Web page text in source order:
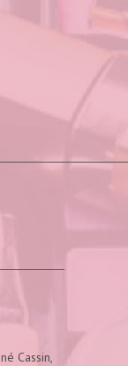
Cassin,